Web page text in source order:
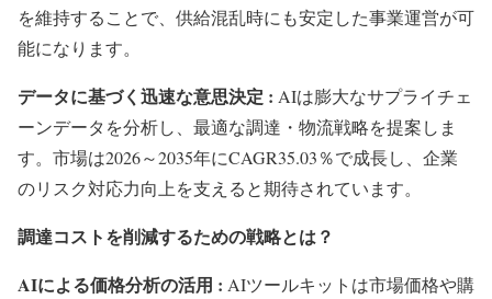
を維持することで、供給混乱時にも安定した事業運営が可
能になります。
データに基づく迅速な意思決定 : AIは膨大なサプライチェ
ーンデータを分析し、最適な調達・物流戦略を提案しま
す。市場は2026～2035年にCAGR35.03％で成長し、企業
のリスク対応力向上を支えると期待されています。
調達コストを削減するための戦略とは？
AIによる価格分析の活用 : AIツールキットは市場価格や購